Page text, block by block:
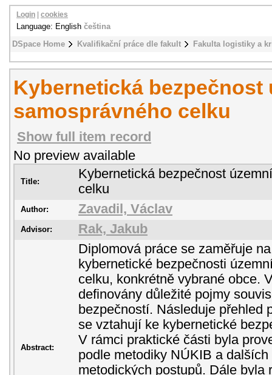
DSpace Home Kvalifikační práce dle fakult Fakulta logistiky a
Login cookies
Language: English čeština
Kybernetická bezpečnost
samosprávného celku
Show full item record
No preview available
Title:
Kybernetická bezpečnost
celku
Author: Zavadil, Václav
Advisor: Rak, Jakub
Abstract:
Diplomová práce se zaměřuje
kybernetické bezpečnosti
celku, konkrétně vybrané obce.
definovány důležité pojmy
bezpečností. Následuje přehled
se vztahují ke kybernetické
V rámci praktické části byla
podle metodiky NÚKIB a
metodických postupů. Dále byla